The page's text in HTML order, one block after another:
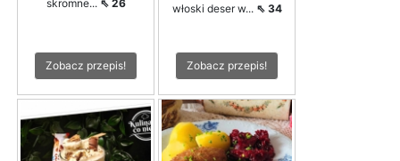
skromne... ⇖ 26
Zobacz przepis!
włoski deser w... ⇖ 34
Zobacz przepis!